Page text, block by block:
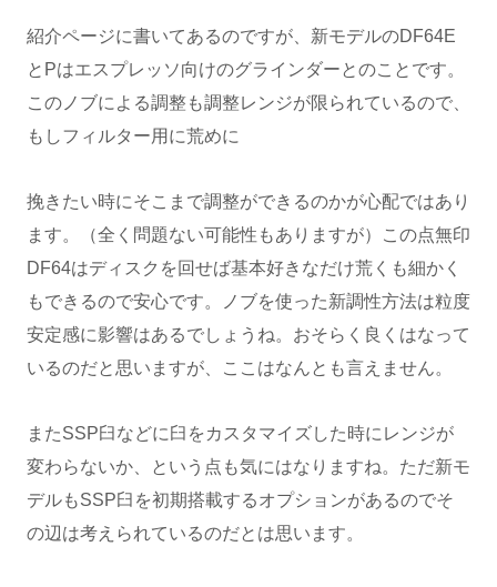
紹介ページに書いてあるのですが、新モデルのDF64E
とPはエスプレッソ向けのグラインダーとのことです。
このノブによる調整も調整レンジが限られているので、
もしフィルター用に荒めに
挽きたい時にそこまで調整ができるのかが心配ではあり
ます。（全く問題ない可能性もありますが）この点無印
DF64はディスクを回せば基本好きなだけ荒くも細かく
もできるので安心です。ノブを使った新調性方法は粒度
安定感に影響はあるでしょうね。おそらく良くはなって
いるのだと思いますが、ここはなんとも言えません。
またSSP臼などに臼をカスタマイズした時にレンジが
変わらないか、という点も気にはなりますね。ただ新モ
デルもSSP臼を初期搭載するオプションがあるのでそ
の辺は考えられているのだとは思います。